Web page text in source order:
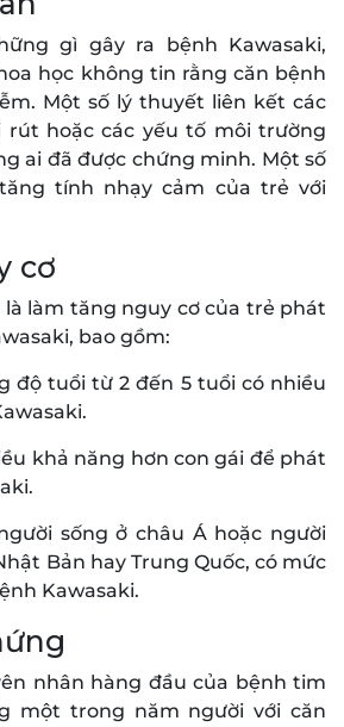
gì gây ra bệnh Kawasaki,
học không tin rằng căn bệnh
Một số lý thuyết liên kết các
rút hoặc các yếu tố môi trường
ai đã được chứng minh. Một số
tính nhạy cảm của trẻ với
cơ
là làm tăng nguy cơ của trẻ phát
bao gồm:
độ tuổi từ 2 đến 5 tuổi có nhiều
khả năng hơn con gái để phát
sống ở châu Á hoặc người
Bản hay Trung Quốc, có mức
Kawasaki.
nhân hàng đầu của bệnh tim
một trong năm người với căn